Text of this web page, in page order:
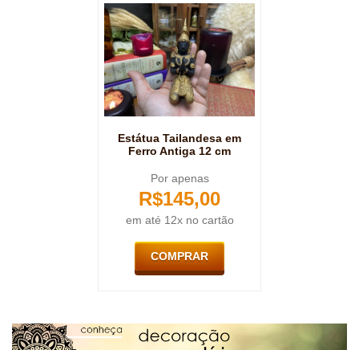
Estátua Tailandesa em
Ferro Antiga 12 cm
Por apenas
R$145,00
em até 12x no cartão
COMPRAR